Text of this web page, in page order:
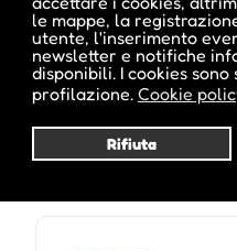
le mappe, la
utente, l'inserimento
newsletter e notifiche
disponibili. I cookies
profilazione. Cookie
Rifiuta
Visita